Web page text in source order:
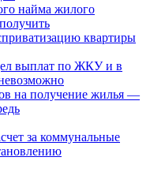
найма жилого
квартиры
выплат по ЖКУ и в
на получение жилья —
за коммунальные